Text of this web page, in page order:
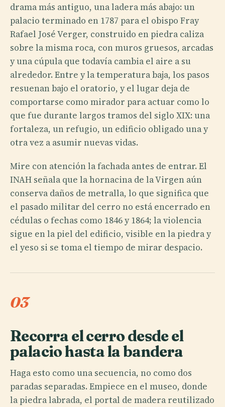
drama más antiguo, una ladera más abajo: un
palacio terminado en 1787 para el obispo Fray
Rafael José Verger, construido en piedra caliza
sobre la misma roca, con muros gruesos, arcadas
y una cúpula que todavía cambia el aire a su
alrededor. Entre y la temperatura baja, los pasos
resuenan bajo el oratorio, y el lugar deja de
comportarse como mirador para actuar como lo
que fue durante largos tramos del siglo XIX: una
fortaleza, un refugio, un edificio obligado una y
otra vez a asumir nuevas vidas.
Mire con atención la fachada antes de entrar. El
INAH señala que la hornacina de la Virgen aún
conserva daños de metralla, lo que significa que
el pasado militar del cerro no está encerrado en
cédulas o fechas como 1846 y 1864; la violencia
sigue en la piel del edificio, visible en la piedra y
el yeso si se toma el tiempo de mirar despacio.
03
Recorra el cerro desde el
palacio hasta la bandera
Haga esto como una secuencia, no como dos
paradas separadas. Empiece en el museo, donde
la piedra labrada, el portal de madera reutilizado